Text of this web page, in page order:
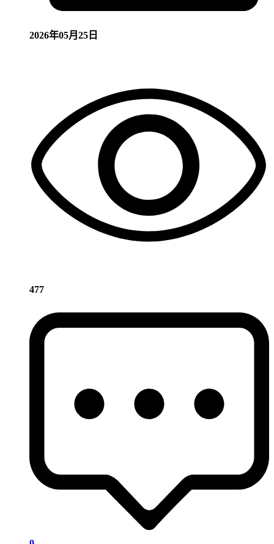
2026年05月25日
477